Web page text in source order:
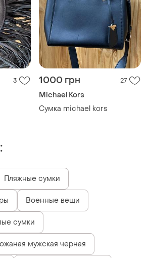
3 1000 грн 27
Michael Kors
Сумка michael kors
Пляжные сумки
Военные вещи
сумки
мужская черная